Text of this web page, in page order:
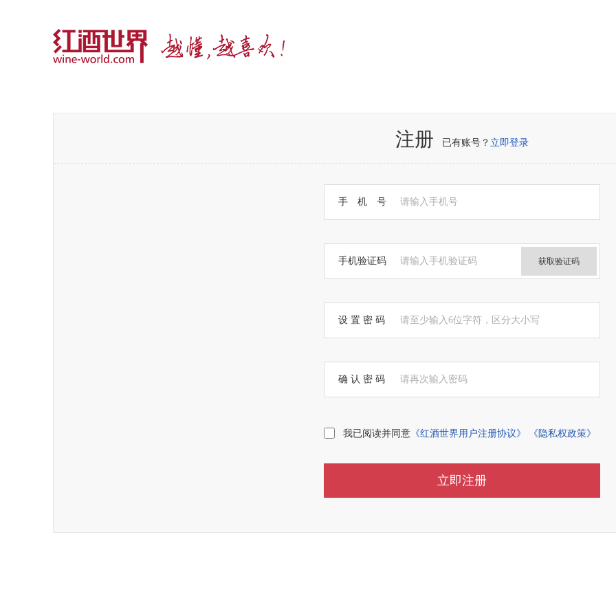
注册 已有账号？ 立即登录
手 机 号 请输入手机号
手机验证码 请输入手机验证码 获取验证码
设 置 密 码 请至少输入6位字符，区分大小写
确 认 密 码 请再次输入密码
我已阅读并同意 《红酒世界用户注册协议》 《隐私权政策》
立即注册